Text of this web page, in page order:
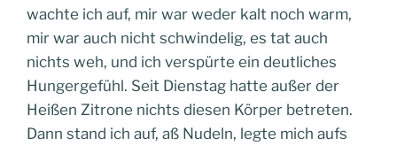
wachte ich auf, mir war weder kalt noch warm,
mir war auch nicht schwindelig, es tat auch
nichts weh, und ich verspürte ein deutliches
Hungergefühl. Seit Dienstag hatte außer der
Heißen Zitrone nichts diesen Körper betreten.
Dann stand ich auf, aß Nudeln, legte mich aufs